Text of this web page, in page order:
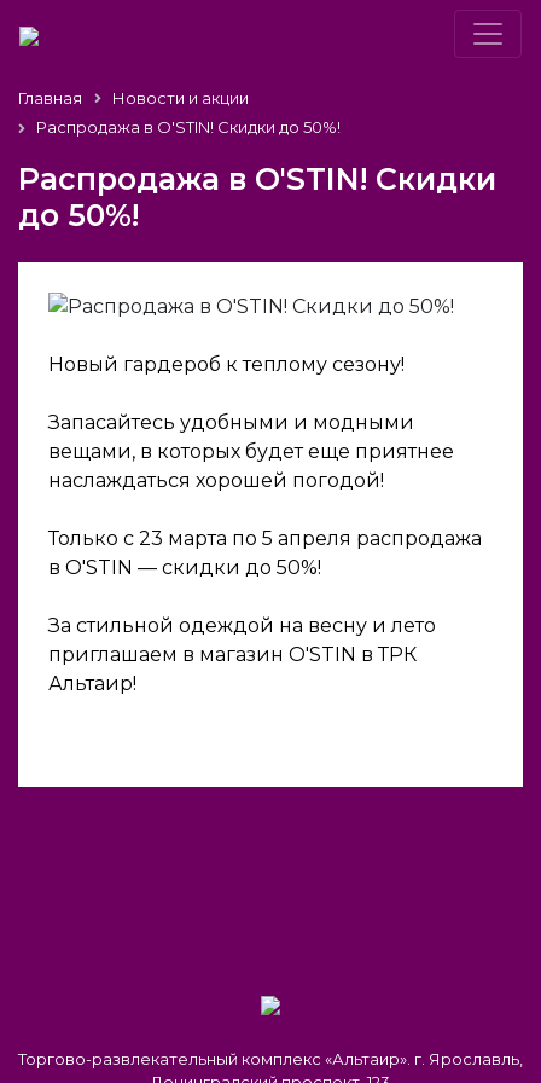
Главная
Новости и акции
Распродажа в O'STIN! Скидки до 50%!
Распродажа в O'STIN! Скидки
до 50%!
Новый гардероб к теплому сезону!
Запасайтесь удобными и модными
вещами, в которых будет еще приятнее
наслаждаться хорошей погодой!
Только с 23 марта по 5 апреля распродажа
в O'STIN — скидки до 50%!
За стильной одеждой на весну и лето
приглашаем в магазин O'STIN в ТРК
Альтаир!
Торгово-развлекательный комплекс «Альтаир». г. Ярославль,